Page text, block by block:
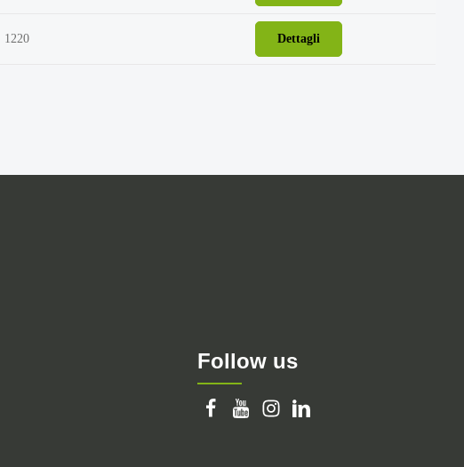
1220 Dettagli
Follow us